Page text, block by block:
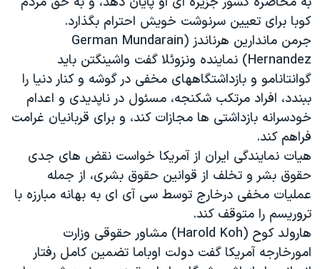
کوبا برای تعيين سرنوشت خويش احترام بگذارد.
جرمن ماندارين هرناندز (German Mundarain
Hernandez) نماينده ونزوئلا گفت واشينگتن بايد
گوانتانامو و بازداشتگاههای مخفی در گوشه و کنار دنيا را
ببندد، افراد مرتکب شکنجه، مسئول در ناپديدی و اعدام
خودسرانه بازداشتی ها مجازات کند، و برای قربانيان غرامت
فراهم کند.
هيات نمايندگی ايران از آمريکا خواست نقض های جدی
حقوق بشر و تخلف از قوانين حقوق بشری، از جمله
عمليات مخفی درخارج توسط سی آی ای به بهانه مبارزه با
تروريسم را متوقف کند.
هارولد کوح (Harold Koh) مشاور حقوقی وزارت
امورخارجه آمريکا گفت دولت اوباما تضمين کامل رفتار